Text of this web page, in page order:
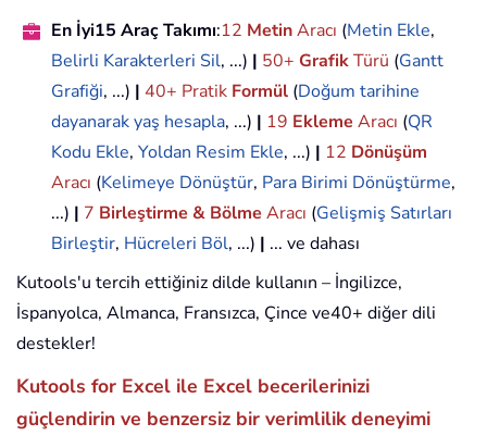
En İyi15 Araç Takımı:12 MetinAracı (Metin Ekle,
Belirli Karakterleri Sil, ...) | 50+ GrafikTürü (Gantt
Grafiği, ...) | 40+ Pratik Formül (Doğum tarihine
dayanarak yaş hesapla, ...) | 19 Ekleme Aracı (QR
Kodu Ekle, Yoldan Resim Ekle, ...) | 12 Dönüşüm
Aracı (Kelimeye Dönüştür, Para Birimi Dönüştürme,
...) | 7 Birleştirme & Bölme Aracı (Gelişmiş Satırları
Birleştir, Hücreleri Böl, ...) | ... ve dahası
Kutools'u tercih ettiğiniz dilde kullanın – İngilizce,
İspanyolca, Almanca, Fransızca, Çince ve40+ diğer dili
destekler!
Kutools for Excel ile Excel becerilerinizi
güçlendirin ve benzersiz bir verimlilik deneyimi